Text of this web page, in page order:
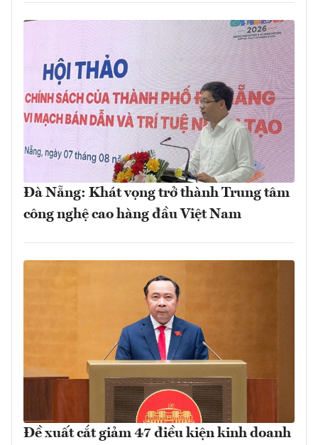
Đà Nẵng: Khát vọng trở thành Trung tâm
công nghệ cao hàng đầu Việt Nam
Đề xuất cắt giảm 47 điều kiện kinh doanh